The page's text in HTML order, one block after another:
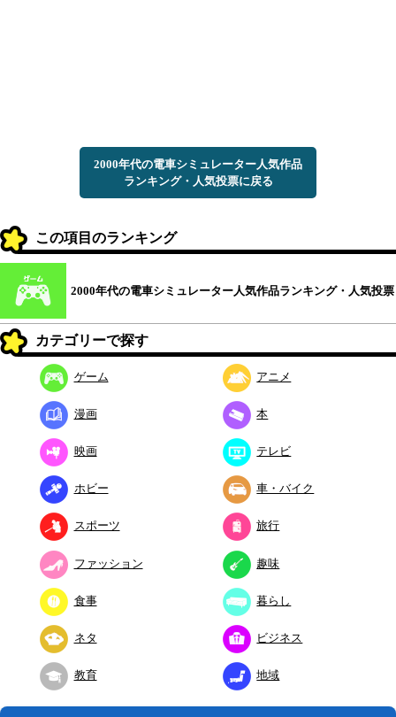
2000年代の電車シミュレーター人気作品
ランキング・人気投票に戻る
この項目のランキング
2000年代の電車シミュレーター人気作品ランキング・人気投票
カテゴリーで探す
ゲーム アニメ
漫画 本
映画 テレビ
ホビー 車・バイク
スポーツ 旅行
ファッション 趣味
食事 暮らし
ネタ ビジネス
教育 地域